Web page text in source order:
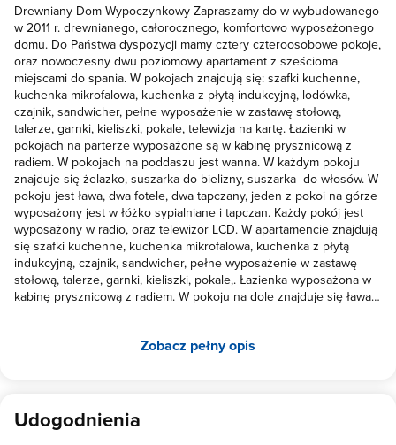
Drewniany Dom Wypoczynkowy Zapraszamy do w wybudowanego
w 2011 r. drewnianego, całorocznego, komfortowo wyposażonego
domu. Do Państwa dyspozycji mamy cztery czteroosobowe pokoje,
oraz nowoczesny dwu poziomowy apartament z sześcioma
miejscami do spania. W pokojach znajdują się: szafki kuchenne,
kuchenka mikrofalowa, kuchenka z płytą indukcyjną, lodówka,
czajnik, sandwicher, pełne wyposażenie w zastawę stołową,
talerze, garnki, kieliszki, pokale, telewizja na kartę. Łazienki w
pokojach na parterze wyposażone są w kabinę prysznicową z
radiem. W pokojach na poddaszu jest wanna. W każdym pokoju
znajduje się żelazko, suszarka do bielizny, suszarka do włosów. W
pokoju jest ława, dwa fotele, dwa tapczany, jeden z pokoi na górze
wyposażony jest w łóżko sypialniane i tapczan. Każdy pokój jest
wyposażony w radio, oraz telewizor LCD. W apartamencie znajdują
się szafki kuchenne, kuchenka mikrofalowa, kuchenka z płytą
indukcyjną, czajnik, sandwicher, pełne wyposażenie w zastawę
stołową, talerze, garnki, kieliszki, pokale,. Łazienka wyposażona w
kabinę prysznicową z radiem. W pokoju na dole znajduje się ława,
dwa fotele, oraz dwa pojedyncze łóżka. W apartamencie jest
domków wczasowych. Są one komfortowo wyposażone z
miejscem do spania dla 6 osób. W domkach znajduje się na
Zobacz pełny opis
Udogodnienia